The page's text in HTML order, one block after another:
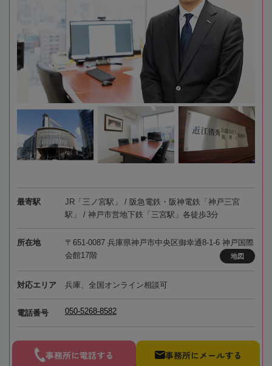
最寄駅
JR「三ノ宮駅」 / 阪急電鉄・阪神電鉄「神戸三宮
駅」 / 神戸市営地下鉄「三宮駅」各徒歩3分
所在地
〒651-0087 兵庫県神戸市中央区御幸通8-1-6 神戸国際
会館17階
地図
対応エリア 兵庫、全国オンライン相談可
電話番号 050-5268-8582
事務所に電話する 事務所にメールする